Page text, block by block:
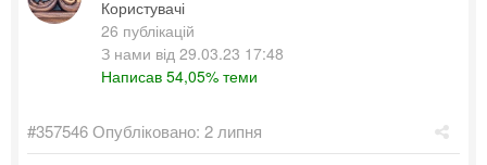
Користувачі
26 публікацій
З нами від 29.03.23 17:48
Написав 54,05% теми
#357546Опубліковано: 2 липня